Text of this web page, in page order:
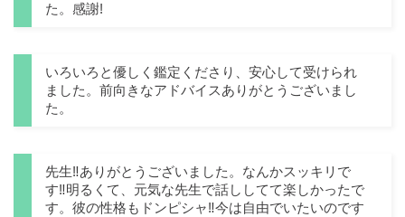
た。感謝!
いろいろと優しく鑑定くださり、安心して受けられ
ました。前向きなアドバイスありがとうございまし
た。
先生‼︎ありがとうございました。なんかスッキリで
す‼︎明るくて、元気な先生で話ししてて楽しかったで
す。彼の性格もドンピシャ‼︎今は自由でいたいのです